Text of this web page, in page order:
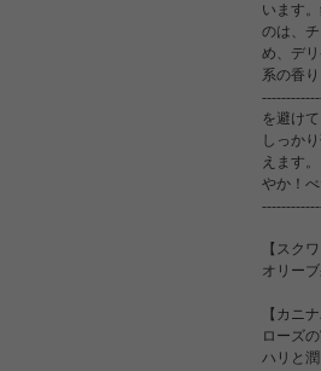
います
のは、
め、デ
系の香
を避け
しっか
えます
やか！
【スク
オリー
【カニ
ローズ
ハリと潤